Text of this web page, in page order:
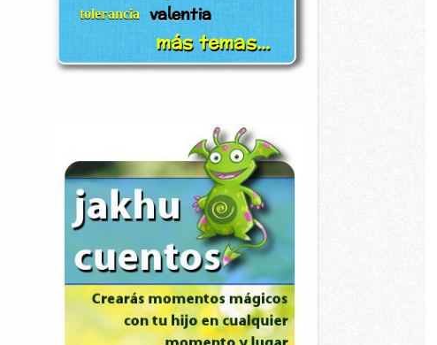
tolerancia
valentia
más temas...